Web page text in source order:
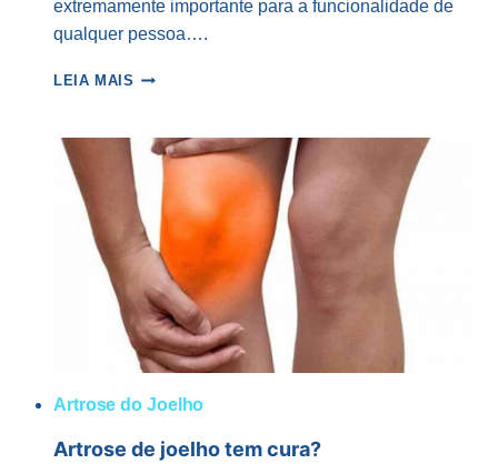
extremamente importante para a funcionalidade de
qualquer pessoa….
LEIA MAIS TERAPIA
RECONSTRUÇÃO
DE
CARTILAGEM
Artrose do Joelho
Artrose de joelho tem cura?